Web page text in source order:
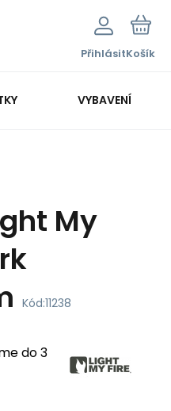
PřihlásitKošík
VYBAVENÍ
My
Kód:11238
do 3